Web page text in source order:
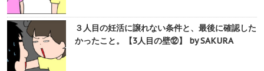
３人目の妊活に譲れない条件と、最後に確認した
かったこと。【3人目の壁⑫】 by SAKURA